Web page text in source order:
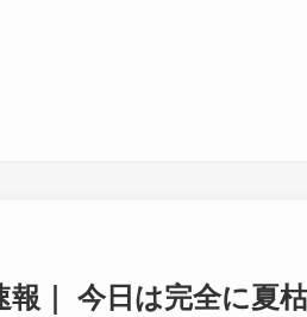
報｜ 今日は完全に夏